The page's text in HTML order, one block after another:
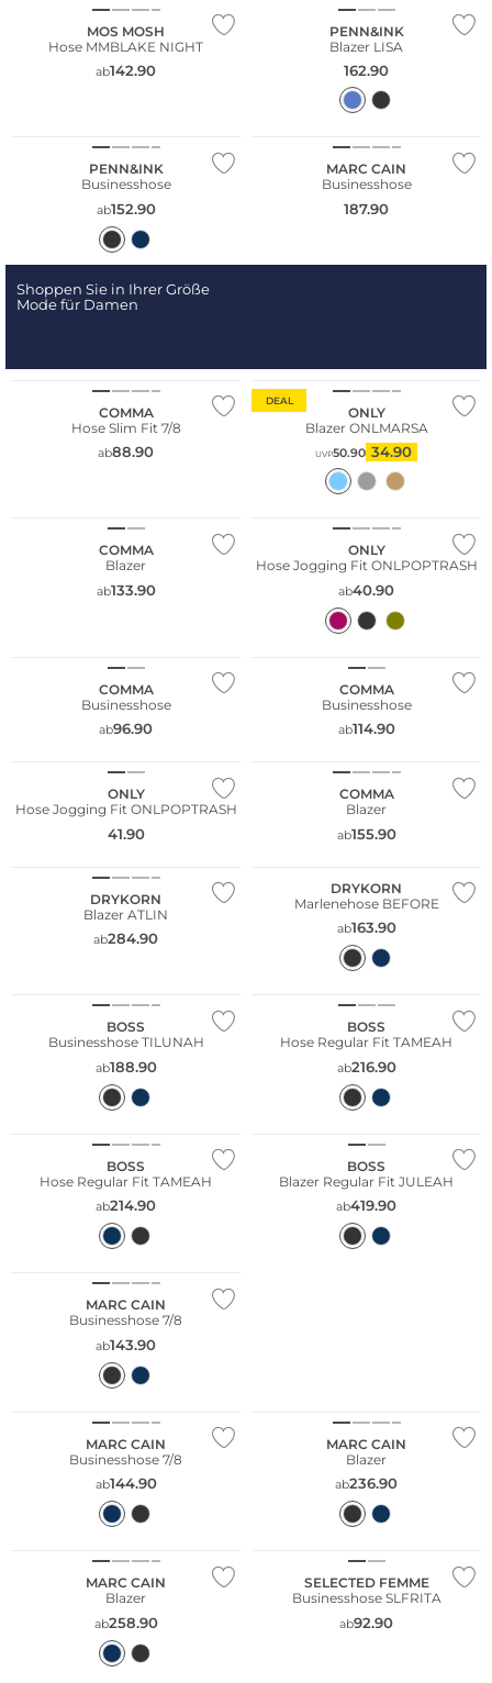
MOS MOSH
Hose MMBLAKE NIGHT
ab142.90
PENN&INK
Blazer LISA
162.90
PENN&INK
Businesshose
ab152.90
MARC CAIN
Businesshose
187.90
Shoppen Sie in Ihrer Größe
Mode für Damen
Große Größen
COMMA
Hose Slim Fit 7/8
ab88.90
DEAL
ONLY
Blazer ONLMARSA
UVP50.90 34.90
COMMA
Blazer
ab133.90
ONLY
Hose Jogging Fit ONLPOPTRASH
ab40.90
COMMA
Businesshose
ab96.90
COMMA
Businesshose
ab114.90
ONLY
Hose Jogging Fit ONLPOPTRASH
41.90
COMMA
Blazer
ab155.90
DRYKORN
Blazer ATLIN
ab284.90
DRYKORN
Marlenehose BEFORE
ab163.90
BOSS
Businesshose TILUNAH
ab188.90
BOSS
Hose Regular Fit TAMEAH
ab216.90
BOSS
Hose Regular Fit TAMEAH
ab214.90
BOSS
Blazer Regular Fit JULEAH
ab419.90
MARC CAIN
Businesshose 7/8
ab143.90
MARC CAIN
Businesshose 7/8
ab144.90
MARC CAIN
Blazer
ab236.90
MARC CAIN
Blazer
ab258.90
SELECTED FEMME
Businesshose SLFRITA
ab92.90